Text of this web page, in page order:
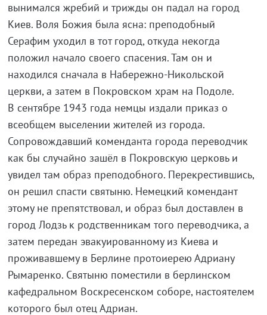
вынимался жребий и трижды он падал на город
Киев. Воля Божия была ясна: преподобный
Серафим уходил в тот город, откуда некогда
положил начало своего спасения. Там он и
находился сначала в Набережно-Никольской
церкви, а затем в Покровском храм на Подоле.
В сентябре 1943 года немцы издали приказ о
всеобщем выселении жителей из города.
Сопровождавший коменданта города переводчик
как бы случайно зашёл в Покровскую церковь и
увидел там образ преподобного. Перекрестившись,
он решил спасти святыню. Немецкий комендант
этому не препятствовал, и образ был доставлен в
город Лодзь к родственникам того переводчика, а
затем передан эвакуированному из Киева и
проживавшему в Берлине протоиерею Адриану
Рымаренко. Святыню поместили в берлинском
кафедральном Воскресенском соборе, настоятелем
которого был отец Адриан.